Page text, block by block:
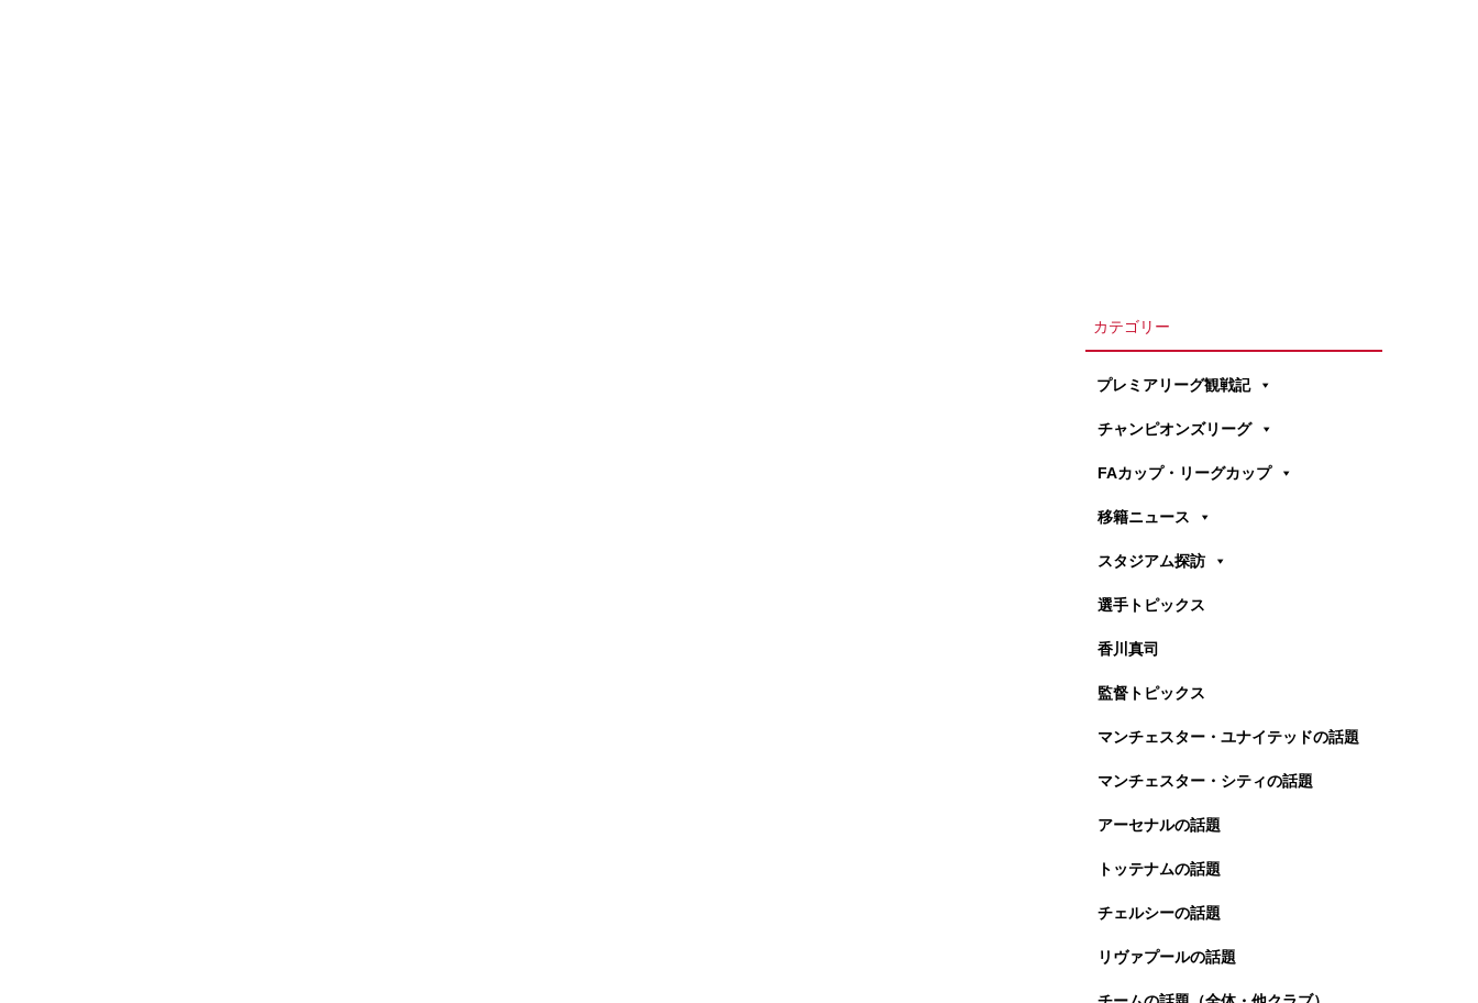
カテゴリー
プレミアリーグ観戦記
チャンピオンズリーグ
FAカップ・リーグカップ
移籍ニュース
スタジアム探訪
選手トピックス
香川真司
監督トピックス
マンチェスター・ユナイテッドの話題
マンチェスター・シティの話題
アーセナルの話題
トッテナムの話題
チェルシーの話題
リヴァプールの話題